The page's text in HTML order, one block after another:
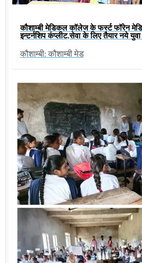
कौशाम्बी मेडिकल कॉलेज के फर्स्ट फॉरेन
इन्टर्नशिप कंप्लीट,सेवा के लिए तैयार नये
कौशाम्बी: कौशाम्बी मेड